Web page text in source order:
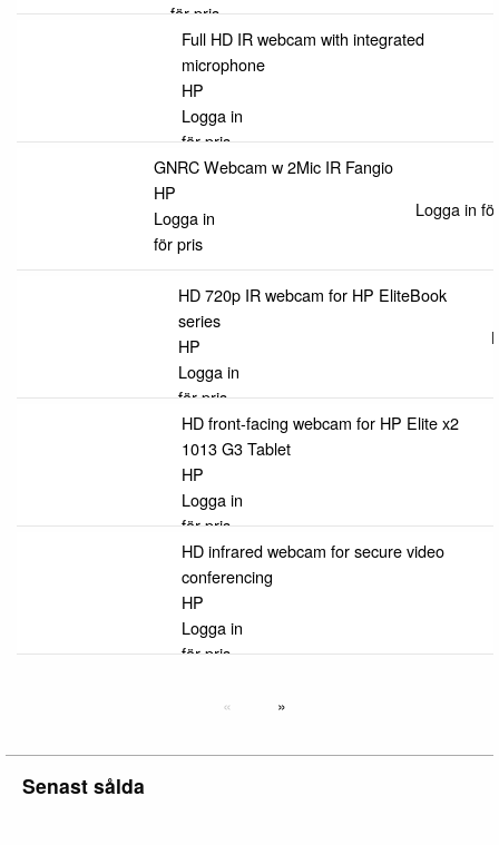
för pris
Full HD IR webcam with integrated
microphone
HP
Logga in
för pris
GNRC Webcam w 2Mic IR Fangio
HP
Logga in
för pris
Logga in
HD 720p IR webcam for HP EliteBook
series
HP
Logga in
för pris
HD front-facing webcam for HP Elite x2
1013 G3 Tablet
HP
Logga in
för pris
HD infrared webcam for secure video
conferencing
HP
Logga in
för pris
Senast sålda